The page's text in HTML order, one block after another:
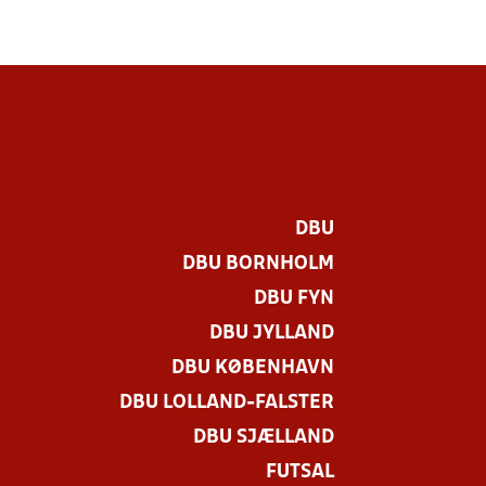
DBU
DBU BORNHOLM
DBU FYN
DBU JYLLAND
DBU KØBENHAVN
DBU LOLLAND-FALSTER
DBU SJÆLLAND
FUTSAL